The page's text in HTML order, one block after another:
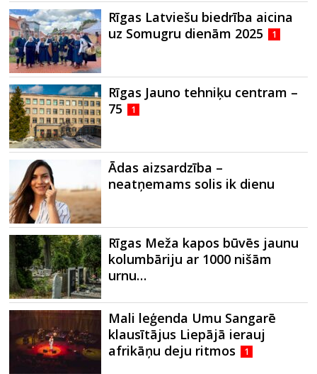
Rīgas Latviešu biedrība aicina
uz Somugru dienām 2025
1
Rīgas Jauno tehniķu centram –
75
1
Ādas aizsardzība –
neatņemams solis ik dienu
Rīgas Meža kapos būvēs jaunu
kolumbāriju ar 1000 nišām
urnu…
Mali leģenda Umu Sangarē
klausītājus Liepājā ierauj
afrikāņu deju ritmos
1